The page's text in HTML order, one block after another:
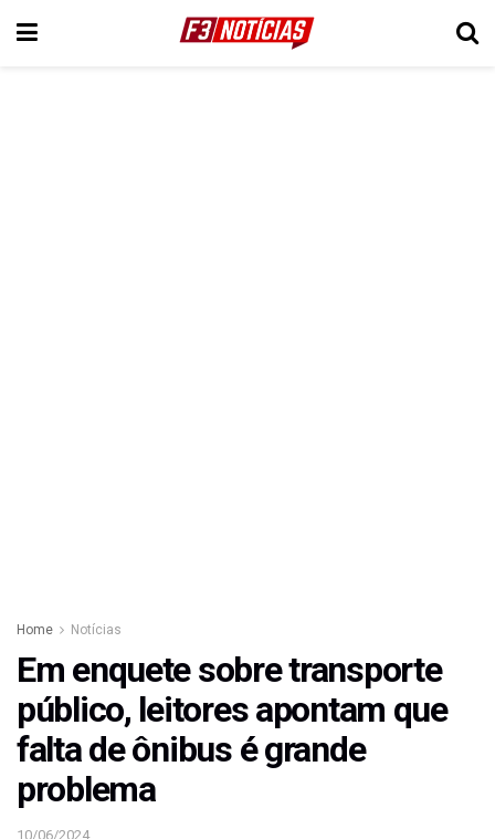
Home Notícias
Em enquete sobre transporte
público, leitores apontam que
falta de ônibus é grande
problema
10/06/2024